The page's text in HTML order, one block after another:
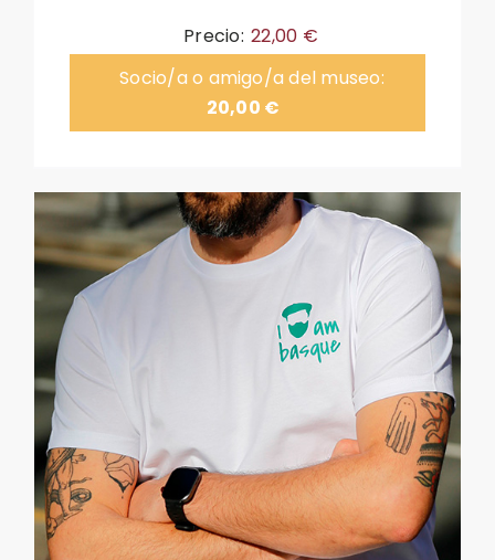
Precio: 22,00 €
Socio/a o amigo/a del museo:
20,00 €